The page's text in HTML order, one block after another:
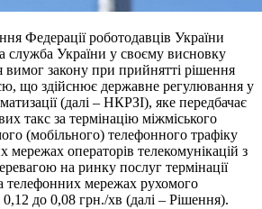
Федерації роботодавців України
служба України у своєму висновку
закону при прийнятті рішення
що здійснює державне регулювання у
(далі – НКРЗІ), яке передбачає
такс за термінацію міжміського
(мобільного) телефонного трафіку
мережах операторів телекомунікацій з
на ринку послуг термінації
телефонних мережах рухомого
0,12 до 0,08 грн./хв (далі – Рішення).